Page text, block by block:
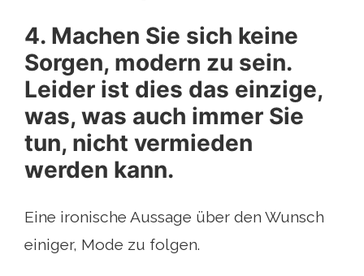
4. Machen Sie sich keine
Sorgen, modern zu sein.
Leider ist dies das einzige,
was, was auch immer Sie
tun, nicht vermieden
werden kann.
Eine ironische Aussage über den Wunsch
einiger, Mode zu folgen.